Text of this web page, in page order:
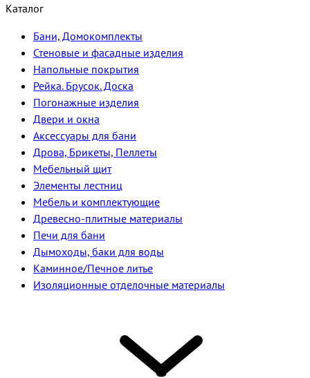
Каталог
Бани, Домокомплекты
Стеновые и фасадные изделия
Напольные покрытия
Рейка. Брусок. Доска
Погонажные изделия
Двери и окна
Аксессуары для бани
Дрова, Брикеты, Пеллеты
Мебельный щит
Элементы лестниц
Мебель и комплектующие
Древесно-плитные материалы
Печи для бани
Дымоходы, баки для воды
Каминное/Печное литье
Изоляционные отделочные материалы